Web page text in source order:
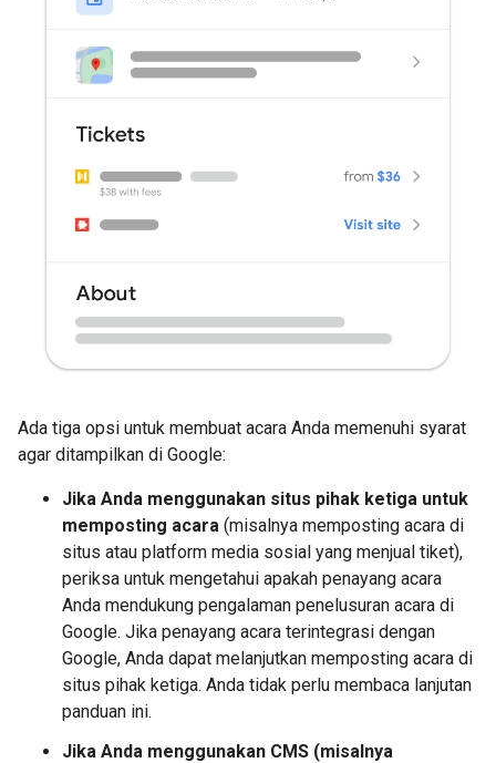
Ada tiga opsi untuk membuat acara Anda memenuhi syarat
agar ditampilkan di Google:
Jika Anda menggunakan situs pihak ketiga untuk
memposting acara (misalnya memposting acara di
situs atau platform media sosial yang menjual tiket),
periksa untuk mengetahui apakah penayang acara
Anda mendukung pengalaman penelusuran acara di
Google. Jika penayang acara terintegrasi dengan
Google, Anda dapat melanjutkan memposting acara di
situs pihak ketiga. Anda tidak perlu membaca lanjutan
panduan ini.
Jika Anda menggunakan CMS (misalnya